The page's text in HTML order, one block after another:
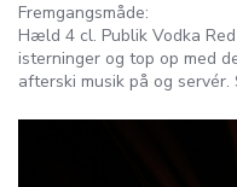
Fremgangsmåde:
Hæld 4 cl. Publik Vodka
isterninger og top op med
afterski musik på og servér.